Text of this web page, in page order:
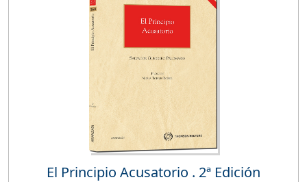
El Principio Acusatorio . 2ª Edición